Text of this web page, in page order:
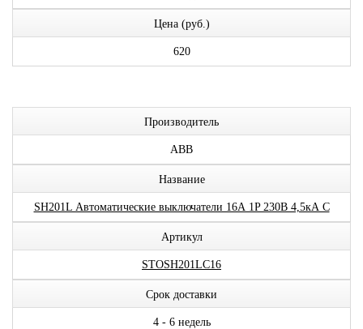
Цена (руб.)
620
Производитель
ABB
Название
SH201L Автоматические выключатели 16А 1P 230В 4,5кА C
Артикул
STOSH201LC16
Срок доставки
4 - 6 недель